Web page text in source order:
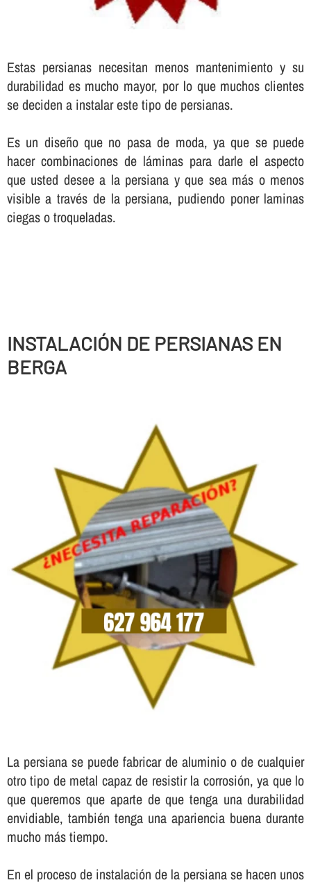
Estas persianas necesitan menos mantenimiento y su
durabilidad es mucho mayor, por lo que muchos clientes
se deciden a instalar este tipo de persianas.
Es un diseño que no pasa de moda, ya que se puede
hacer combinaciones de láminas para darle el aspecto
que usted desee a la persiana y que sea más o menos
visible a través de la persiana, pudiendo poner laminas
ciegas o troqueladas.
INSTALACIÓN DE PERSIANAS EN
BERGA
La persiana se puede fabricar de aluminio o de cualquier
otro tipo de metal capaz de resistir la corrosión, ya que lo
que queremos que aparte de que tenga una durabilidad
envidiable, también tenga una apariencia buena durante
mucho más tiempo.
En el proceso de instalación de la persiana se hacen unos